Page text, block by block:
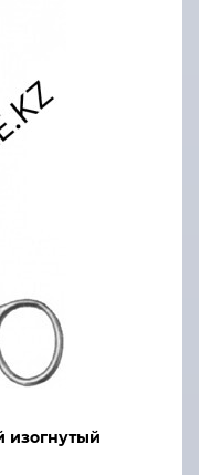
изогнутый